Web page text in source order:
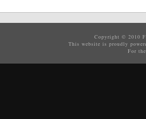
Copyright © 2010
This website is proudly
For